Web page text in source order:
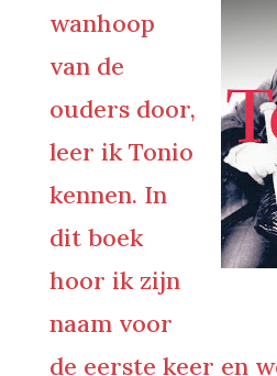
wanhoop
van de
ouders door,
leer ik Tonio
kennen. In
dit boek
hoor ik zijn
naam voor
de eerste keer en